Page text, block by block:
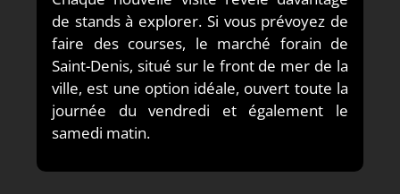
de stands à explorer. Si vous prévoyez de
faire des courses, le marché forain de
Saint-Denis, situé sur le front de mer de la
ville, est une option idéale, ouvert toute la
journée du vendredi et également le
samedi matin.